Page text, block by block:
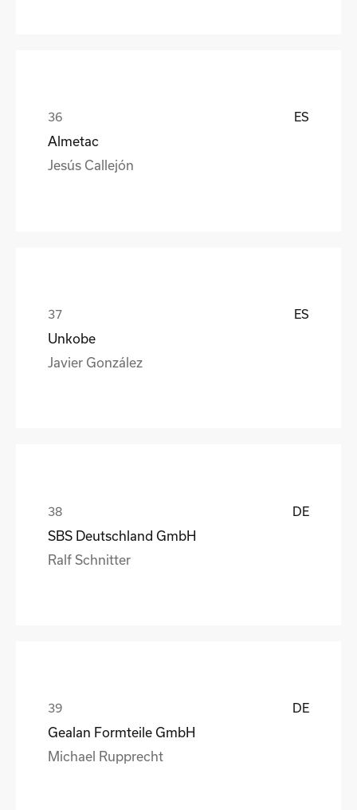
ES
Almetac
Jesús Callejón
ES
Unkobe
Javier González
DE
SBS Deutschland GmbH
Ralf Schnitter
DE
Gealan Formteile GmbH
Michael Rupprecht